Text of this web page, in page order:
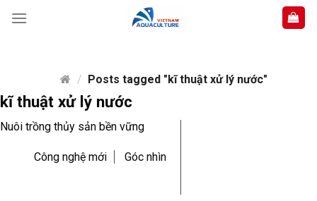
/ Posts tagged "kĩ thuật xử lý nước"
kĩ thuật xử lý nước
Nuôi trồng thủy sản bền vững
Công nghệ mới Góc nhìn